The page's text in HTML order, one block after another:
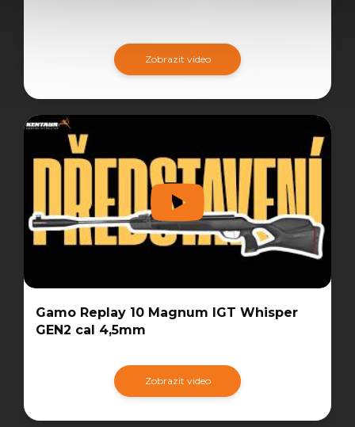
Zobrazit video
Gamo Replay 10 Magnum IGT Whisper
GEN2 cal 4,5mm
Zobrazit video